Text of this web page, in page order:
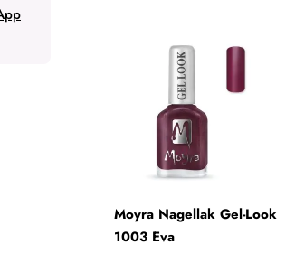
Moyra Nagellak Gel-Look
1003 Eva